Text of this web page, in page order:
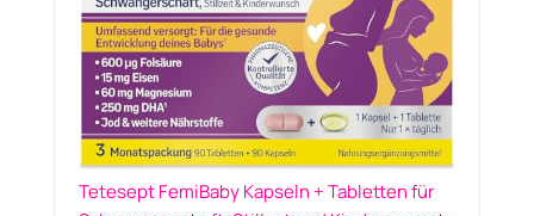
Tetesept FemiBaby Kapseln + Tabletten für